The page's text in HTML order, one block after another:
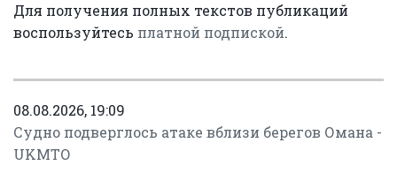
Для получения полных текстов публикаций
воспользуйтесь платной подпиской.
08.08.2026, 19:09
Судно подверглось атаке вблизи берегов Омана -
UKMTO